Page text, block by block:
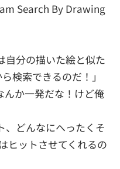
Search By Drawing
自分の描いた絵と似た
検索できるのだ！」
んか一発だな！けど俺
、どんなにへったくそ
ヒットさせてくれるの